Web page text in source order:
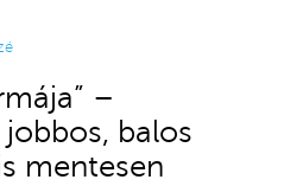
–
balos
mentesen